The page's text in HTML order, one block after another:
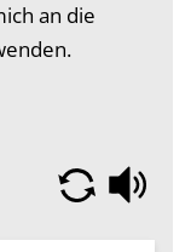
an die